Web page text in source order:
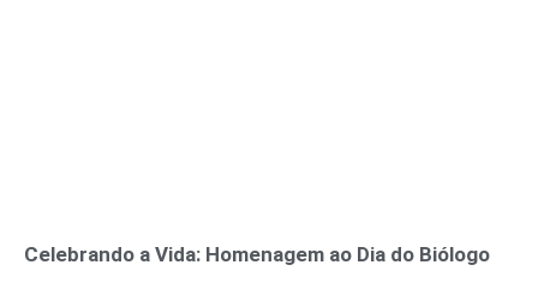
Celebrando a Vida: Homenagem ao Dia do Biólogo